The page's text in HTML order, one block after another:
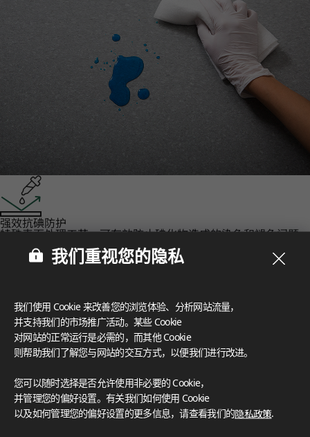
强效抗碘防护‌
特殊表面处理工艺，可有效防止碘化物造成的染色和褪色问题。
认证
FloorScore®
Certification for indoor air quality, ensuring low emissions o
f volatile organic compounds (VOCs), contributing to a healt
hier indoor environment.
Environmental Product Declaration
Verified by SCS Global Services, this certification demonstra
我们重视您的隐私
我们使用 Cookie 来改善您的浏览体验、分析网站流量，
并支持我们的市场推广活动。某些 Cookie
对网站的正常运行是必需的，而其他 Cookie
则帮助我们了解您与网站的交互方式，以便我们进行改进。
您可以随时选择是否允许使用非必要的 Cookie，
并管理您的偏好设置。有关我们如何使用 Cookie
以及如何管理您的偏好设置的更多信息，请查看我们的隐私政策.